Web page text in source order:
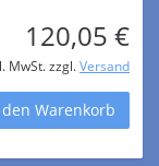
120,05 €
MwSt. zzgl. Versand
Warenkorb